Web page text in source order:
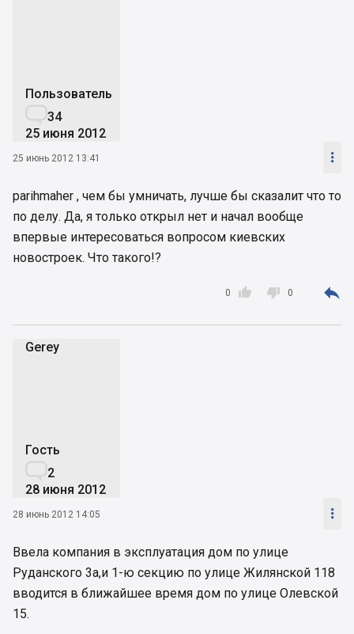
Пользователь
34
25 июня 2012
25 июнь 2012 13:41 
parihmaher , чем бы умничать, лучше бы сказалит что то
по делу. Да, я только открыл нет и начал вообще
впервые интересоваться вопросом киевских
новостроек. Что такого!?

0  0 
Gerey
Гость
2
28 июня 2012
28 июнь 2012 14:05 
Ввела компания в эксплуатация дом по улице
Руданского 3а,и 1-ю секцию по улице Жилянской 118
вводится в ближайшее время дом по улице Олевской
15.